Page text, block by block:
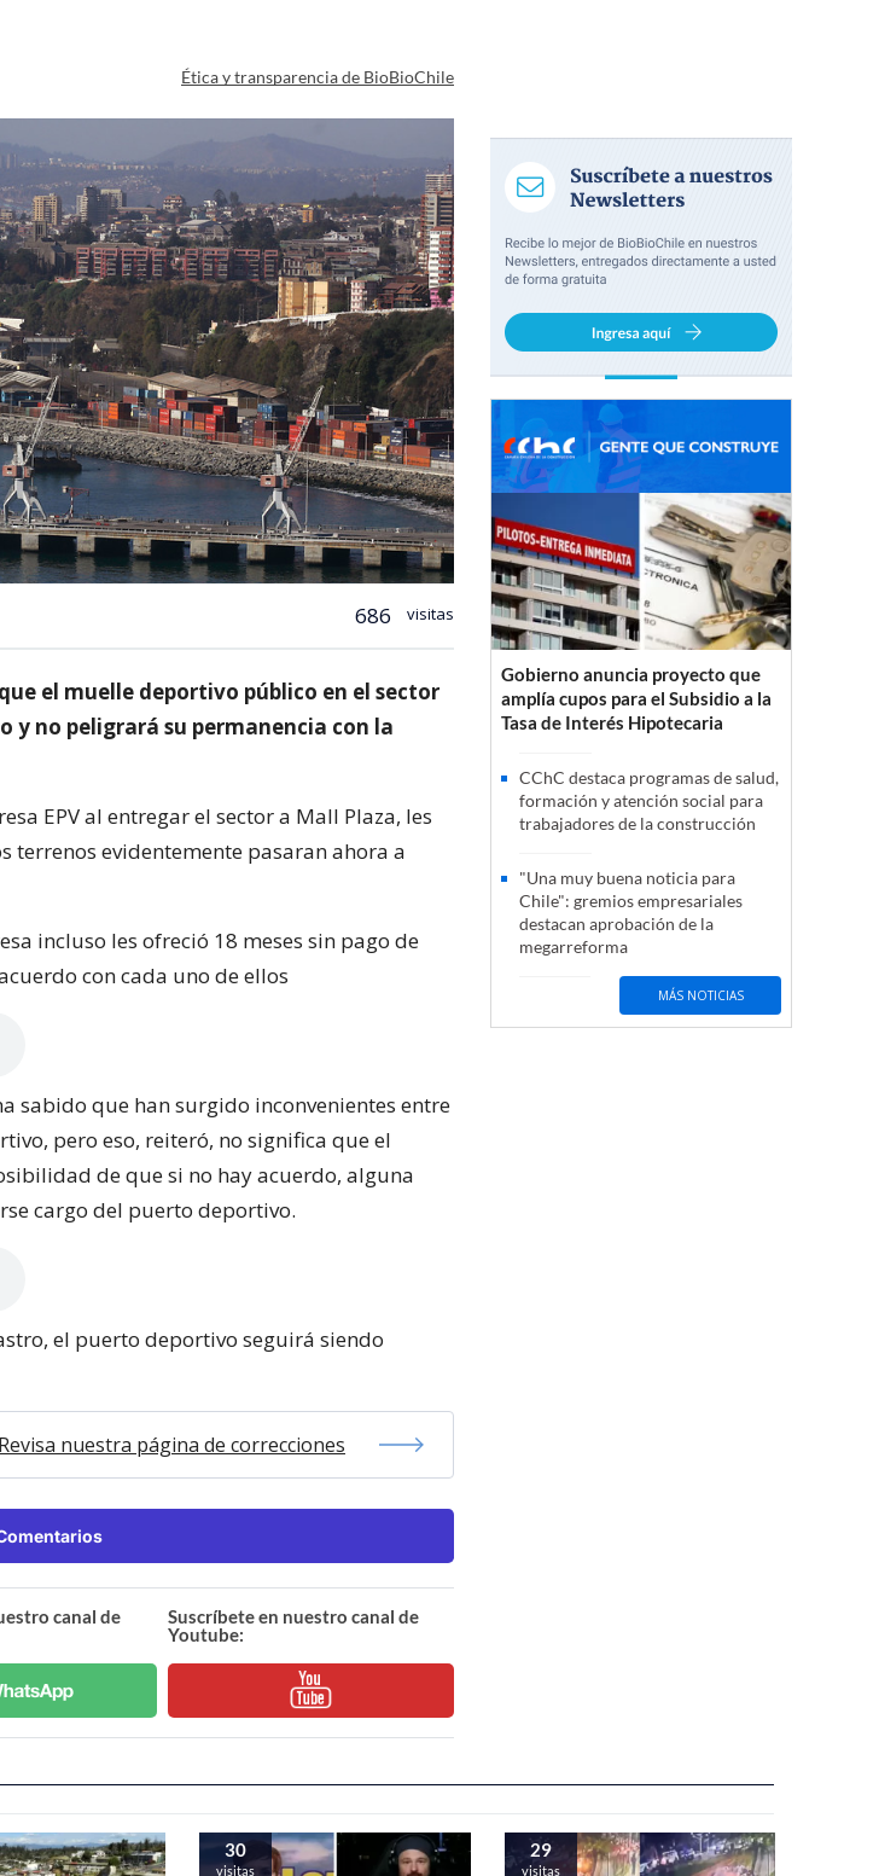
Ética y transparencia de BioBioChile
686 visitas
el muelle deportivo público en el sector
no peligrará su permanencia con la
EPV al entregar el sector a Mall Plaza, les
terrenos evidentemente pasaran ahora a
incluso les ofreció 18 meses sin pago de
con cada uno de ellos
sabido que han surgido inconvenientes entre
pero eso, reiteró, no significa que el
de que si no hay acuerdo, alguna
cargo del puerto deportivo.
el puerto deportivo seguirá siendo
Revisa nuestra página de correcciones
canal de
Suscríbete en nuestro canal de
Youtube:
Gobierno anuncia proyecto que
amplía cupos para el Subsidio a la
Tasa de Interés Hipotecaria
CChC destaca programas de salud,
formación y atención social para
trabajadores de la construcción
"Una muy buena noticia para
Chile": gremios empresariales
destacan aprobación de la
megarreforma
MÁS NOTICIAS
30
visitas
29
visitas